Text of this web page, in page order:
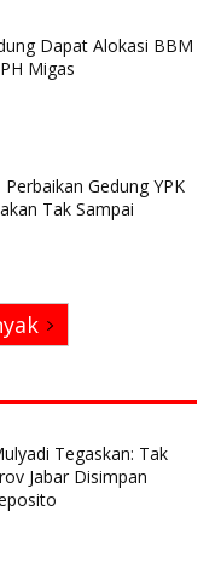
Dapat Alokasi BBM
Migas
Gedung YPK
Tak Sampai
Tegaskan: Tak
Jabar Disimpan